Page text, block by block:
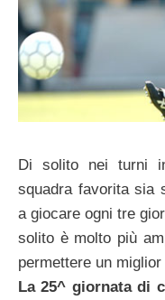
Di solito nei turni
squadra favorita sia
a giocare ogni tre
solito è molto più
permettere un
La 25^ giornata di